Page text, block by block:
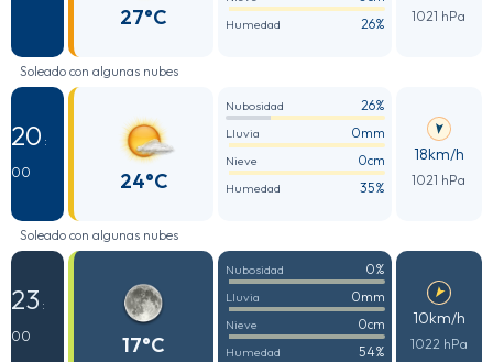
27°C Humedad 26% 1021 hPa
Soleado con algunas nubes
20 :
00
24°C
Nubosidad 26%
Lluvia 0mm
Nieve 0cm
Humedad 35%
18km/h
1021 hPa
Soleado con algunas nubes
23 :
00
17°C
Nubosidad 0%
Lluvia 0mm
Nieve 0cm
Humedad 54%
10km/h
1022 hPa